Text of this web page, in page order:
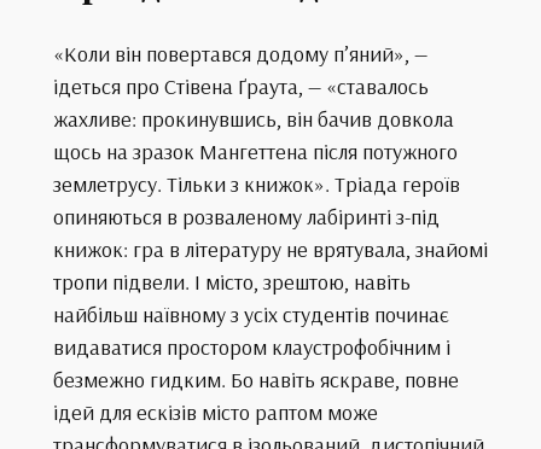
«Коли він повертався додому п’яний», —
ідеться про Стівена Ґраута, — «ставалось
жахливе: прокинувшись, він бачив довкола
щось на зразок Мангеттена після потужного
землетрусу. Тільки з книжок». Тріада героїв
опиняються в розваленому лабіринті з-під
книжок: гра в літературу не врятувала, знайомі
тропи підвели. І місто, зрештою, навіть
найбільш наївному з усіх студентів починає
видаватися простором клаустрофобічним і
безмежно гидким. Бо навіть яскраве, повне
ідей для ескізів місто раптом може